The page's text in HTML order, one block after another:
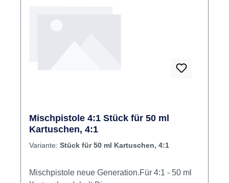
Mischpistole 4:1 Stück für 50 ml
Kartuschen, 4:1
Variante: Stück für 50 ml Kartuschen, 4:1
Mischpistole neue Generation.Für 4:1 - 50 ml